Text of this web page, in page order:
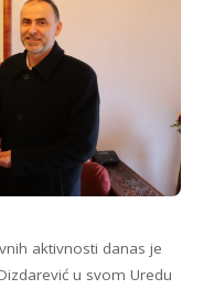
aktivnosti danas je
u svom Uredu